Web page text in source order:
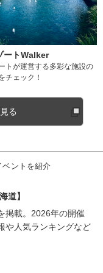
ートWalker
トが運営する多彩な施設の
チェック！
る
ントを紹介
道】
掲載。2026年の開催
や人気ランキングなど